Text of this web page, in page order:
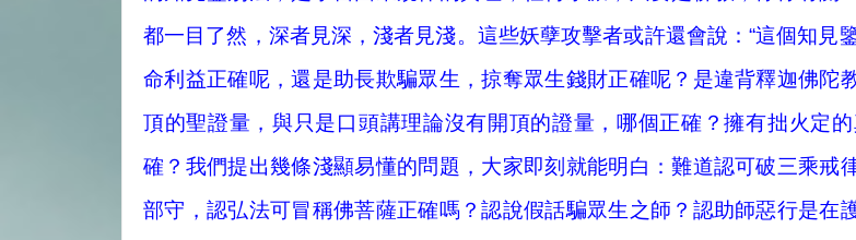
都一目了然，深者見深，淺者見淺。這些妖孽攻擊者或許還會說：“這個知見
命利益正確呢，還是助長欺騙眾生，掠奪眾生錢財正確呢？是違背釋迦佛陀
頂的聖證量，與只是口頭講理論沒有開頂的證量，哪個正確？擁有拙火定
確？我們提出幾條淺顯易懂的問題，大家即刻就能明白：難道認可破三乘戒
部守，認弘法可冒稱佛菩薩正確嗎？認說假話騙眾生之師？認助師惡行是在